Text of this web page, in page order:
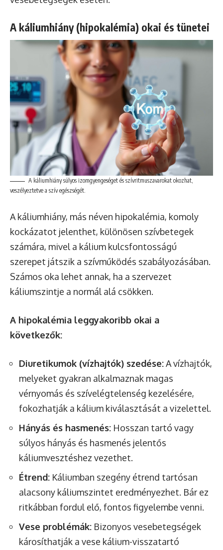
A káliumhiány (hipokalémia) okai és tünetei
A káliumhiány súlyos izomgyengeséget és szívritmuszavarokat okozhat,
veszélyeztetve a szív egészségét.
A káliumhiány, más néven hipokalémia, komoly
kockázatot jelenthet, különösen szívbetegek
számára, mivel a kálium kulcsfontosságú
szerepet játszik a szívműködés szabályozásában.
Számos oka lehet annak, ha a szervezet
káliumszintje a normál alá csökken.
A hipokalémia leggyakoribb okai a
következők:
Diuretikumok (vízhajtók) szedése:A vízhajtók,
melyeket gyakran alkalmaznak magas
vérnyomás és szívelégtelenség kezelésére,
fokozhatják a kálium kiválasztását a vizelettel.
Hányás és hasmenés: Hosszan tartó vagy
súlyos hányás és hasmenés jelentős
káliumvesztéshez vezethet.
Étrend: Káliumban szegény étrend tartósan
alacsony káliumszintet eredményezhet. Bár ez
ritkábban fordul elő, fontos figyelembe venni.
Vese problémák: Bizonyos vesebetegségek
károsíthatják a vese kálium-visszatartó